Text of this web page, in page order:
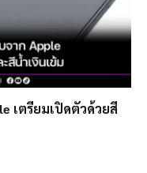
เตรียมเปิดตัวด้วยสี